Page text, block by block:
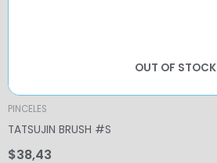
OUT OF STOCK
PINCELES
TATSUJIN BRUSH #S
$38,43